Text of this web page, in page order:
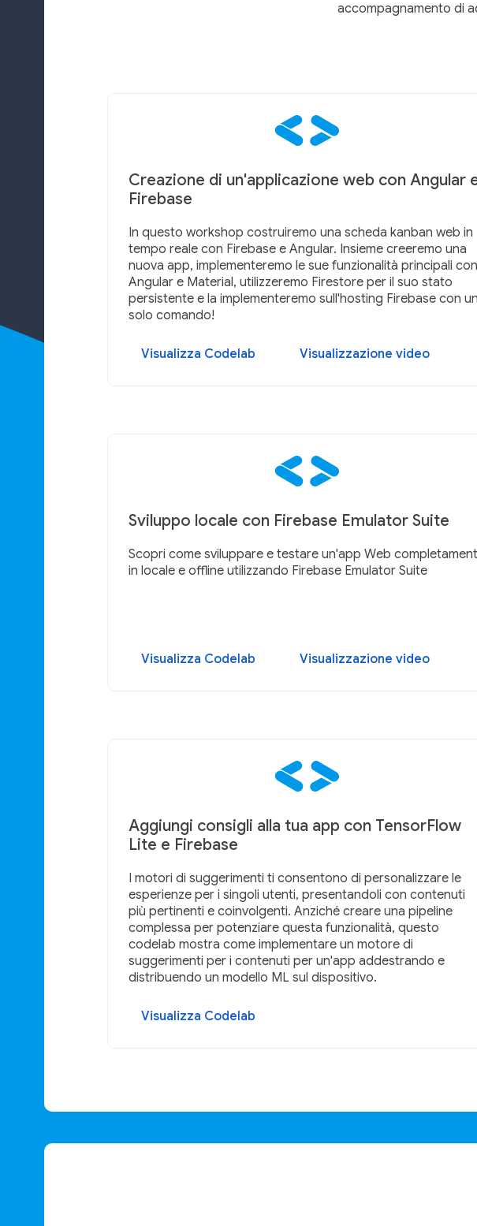
accompagnamento di
Creazione di un'applicazione web con Angular
Firebase
In questo workshop costruiremo una scheda kanban web in
tempo reale con Firebase e Angular. Insieme creeremo una
nuova app, implementeremo le sue funzionalità principali con
Angular e Material, utilizzeremo Firestore per il suo stato
persistente e la implementeremo sull'hosting Firebase con un
solo comando!
Visualizza Codelab Visualizzazione video
Sviluppo locale con Firebase Emulator Suite
Scopri come sviluppare e testare un'app Web
in locale e offline utilizzando Firebase Emulator Suite
Visualizza Codelab Visualizzazione video
Aggiungi consigli alla tua app con TensorFlow
Lite e Firebase
I motori di suggerimenti ti consentono di personalizzare le
esperienze per i singoli utenti, presentandoli con contenuti
più pertinenti e coinvolgenti. Anziché creare una pipeline
complessa per potenziare questa funzionalità, questo
codelab mostra come implementare un motore di
suggerimenti per i contenuti per un'app addestrando e
distribuendo un modello ML sul dispositivo.
Visualizza Codelab